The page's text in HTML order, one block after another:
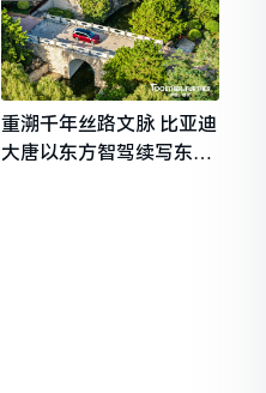
重溯千年丝路文脉 比亚迪
大唐以东方智驾续写东西